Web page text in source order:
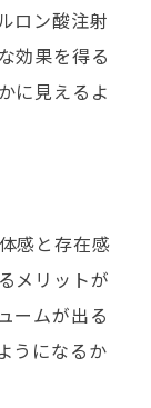
ロン酸注射
効果を得る
に見えるよ
感と存在感
メリットが
ームが出る
うになるか